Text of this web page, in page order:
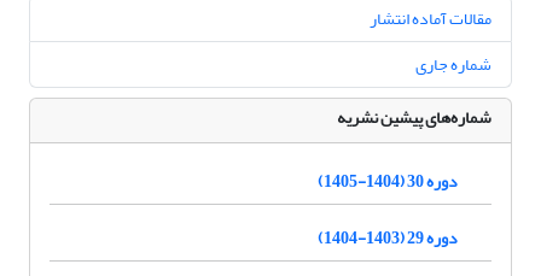
مقالات آماده انتشار
شماره جاری
شماره‌های پیشین نشریه
دوره 30 (1404-1405)
دوره 29 (1403-1404)